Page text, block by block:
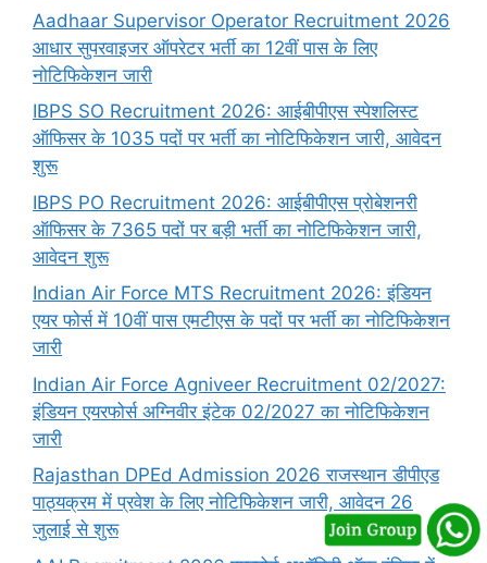
Aadhaar Supervisor Operator Recruitment 2026
आधार सुपरवाइजर ऑपरेटर भर्ती का 12वीं पास के लिए
नोटिफिकेशन जारी
IBPS SO Recruitment 2026: आईबीपीएस स्पेशलिस्ट
ऑफिसर के 1035 पदों पर भर्ती का नोटिफिकेशन जारी, आवेदन
शुरू
IBPS PO Recruitment 2026: आईबीपीएस प्रोबेशनरी
ऑफिसर के 7365 पदों पर बड़ी भर्ती का नोटिफिकेशन जारी,
आवेदन शुरू
Indian Air Force MTS Recruitment 2026: इंडियन
एयर फोर्स में 10वीं पास एमटीएस के पदों पर भर्ती का नोटिफिकेशन
जारी
Indian Air Force Agniveer Recruitment 02/2027:
इंडियन एयरफोर्स अग्निवीर इंटेक 02/2027 का नोटिफिकेशन
जारी
Rajasthan DPEd Admission 2026 राजस्थान डीपीएड
पाठ्यक्रम में प्रवेश के लिए नोटिफिकेशन जारी, आवेदन 26
जुलाई से शुरू